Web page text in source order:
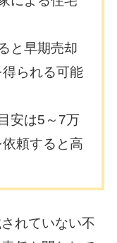
と早期売却
られる可能
安は5～7万
頼すると高
れていない不